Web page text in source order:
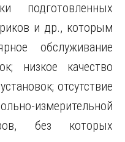
подготовленных
и др., которым
обслуживание
низкое качество
отсутствие
измерительной
без которых